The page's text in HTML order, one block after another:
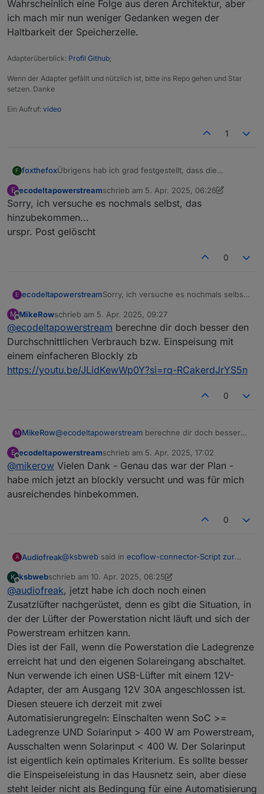
javascript.0	21:53:11.216	info
javascript.0	21:53:11.219	info
Wahrscheinlich eine Folge aus deren Architektur, aber
ich mach mir nun weniger Gedanken wegen der
Haltbarkeit der Speicherzelle.
Adapterüberblick: Profil Github;
Wenn der Adapter gefällt und nützlich ist, bitte ins Repo gehen und Star
setzen. Danke
Ein Aufruf: video
1
F foxthefoxÜbrigens hab ich grad festgestellt, dass die
auch über permanentWatts steuert. Erkannt durch
die permanenten Updates für den Datenpunkt. Also
nicht der Datenpunkt für die dynamische hauslast.
Wahrscheinlich eine Folge aus deren Architektur,
aber ich mach mir nun weniger Gedanken wegen
E
Offline
ecodeltapowerstreamschrieb am 5. Apr. 2025, 06:26
zuletzt editiert von ecodeltapowerstream
Sorry, ich versuche es nochmals selbst, das
hinzubekommen...
urspr. Post gelöscht
0
E ecodeltapowerstreamSorry, ich versuche es nochmals selbst,
urspr. Post gelöscht
M
Offline
MikeRowschrieb am 5. Apr. 2025, 09:27
zuletzt editiert von
@ecodeltapowerstream berechne dir doch besser den
Durchschnittlichen Verbrauch bzw. Einspeisung mit
einem einfacheren Blockly zb
https://youtu.be/JLidKewWp0Y?si=rq-RCakerdJrYS5n
0
M MikeRow@ecodeltapowerstream berechne dir doch besser
mit einem einfacheren Blockly zb
https://youtu.be/JLidKewWp0Y?si=rq-
RCakerdJrYS5n
E
Offline
ecodeltapowerstreamschrieb am 5. Apr. 2025, 17:02
zuletzt editiert von
@mikerow Vielen Dank - Genau das war der Plan -
habe mich jetzt an blockly versucht und was für mich
ausreichendes hinbekommen.
0
A Audiofreak@ksbweb said in ecoflow-connector-Script zur
@audiofreakEs funktioniert nun sogar ohne
Zusatzlüfter, denn ich habe den PS hochkant
leicht schräg (sowohl nach oben als auch
seitlich) vor dem Auslass des Delta-Lüfters
platziert. Dieser Luftstrom reicht bereits aus,
um auch bei maximalem Solarinput eine
Überhitzung zu vermeiden und 800 W
zuverlässig einzuspeisen.
Noch besser :)
K
Offline
ksbwebschrieb am 10. Apr. 2025, 06:25
zuletzt editiert von ksbweb4. Okt. 2025, 17:20
@audiofreak, jetzt habe ich doch noch einen
Zusatzlüfter nachgerüstet, denn es gibt die Situation, in
der der Lüfter der Powerstation nicht läuft und sich der
Powerstream erhitzen kann.
Dies ist der Fall, wenn die Powerstation die Ladegrenze
erreicht hat und den eigenen Solareingang abschaltet.
Nun verwende ich einen USB-Lüfter mit einem 12V-
Adapter, der am Ausgang 12V 30A angeschlossen ist.
Diesen steuere ich derzeit mit zwei
Automatisierungregeln: Einschalten wenn SoC >=
Ladegrenze UND Solarinput > 400 W am Powerstream,
Ausschalten wenn Solarinput < 400 W. Der Solarinput
ist eigentlich kein optimales Kriterium. Es sollte besser
die Einspeiseleistung in das Hausnetz sein, aber diese
steht leider nicht als Bedingung für eine Automatisierung